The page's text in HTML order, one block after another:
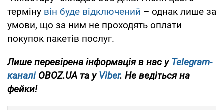
терміну він буде відключений – однак лише за
умови, що за ним не проходять оплати
покупок пакетів послуг.
Лише перевірена інформація в нас уTelegram-
каналіOBOZ.UA та уViber. Не ведіться на
фейки!